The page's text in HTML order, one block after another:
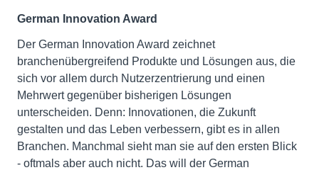
German Innovation Award
Der German Innovation Award zeichnet
branchenübergreifend Produkte und Lösungen aus, die
sich vor allem durch Nutzerzentrierung und einen
Mehrwert gegenüber bisherigen Lösungen
unterscheiden. Denn: Innovationen, die Zukunft
gestalten und das Leben verbessern, gibt es in allen
Branchen. Manchmal sieht man sie auf den ersten Blick
- oftmals aber auch nicht. Das will der German